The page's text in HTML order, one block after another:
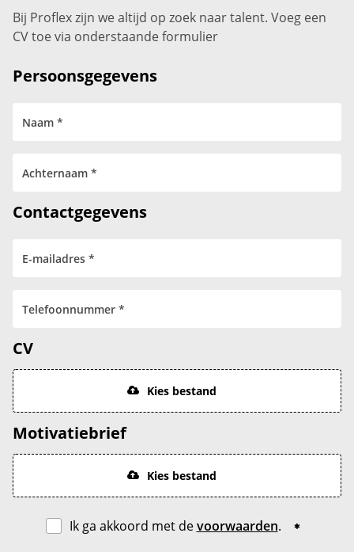
Bij Proflex zijn we altijd op zoek naar talent. Voeg een
CV toe via onderstaande formulier
Persoonsgegevens
Contactgegevens
CV
Kies bestand
Motivatiebrief
Kies bestand
Ik ga akkoord met devoorwaarden.